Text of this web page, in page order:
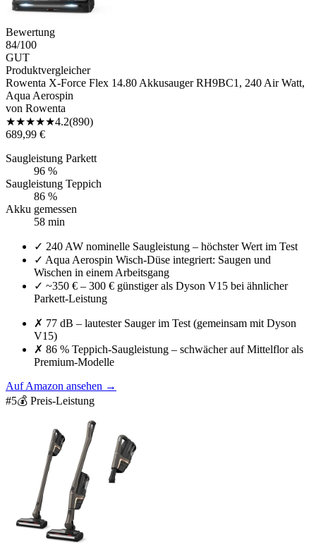
Bewertung
84/100
GUT
Produktvergleicher
Rowenta X-Force Flex 14.80 Akkusauger RH9BC1, 240 Air Watt,
Aqua Aerospin
von Rowenta
★★★★★4.2(890)
689,99 €
Saugleistung Parkett
96 %
Saugleistung Teppich
86 %
Akku gemessen
58 min
✓ 240 AW nominelle Saugleistung – höchster Wert im Test
✓ Aqua Aerospin Wisch-Düse integriert: Saugen und
Wischen in einem Arbeitsgang
✓ ~350 € – 300 € günstiger als Dyson V15 bei ähnlicher
Parkett-Leistung
✗ 77 dB – lautester Sauger im Test (gemeinsam mit Dyson
V15)
✗ 86 % Teppich-Saugleistung – schwächer auf Mittelflor als
Premium-Modelle
Auf Amazon ansehen →
#5💰 Preis-Leistung